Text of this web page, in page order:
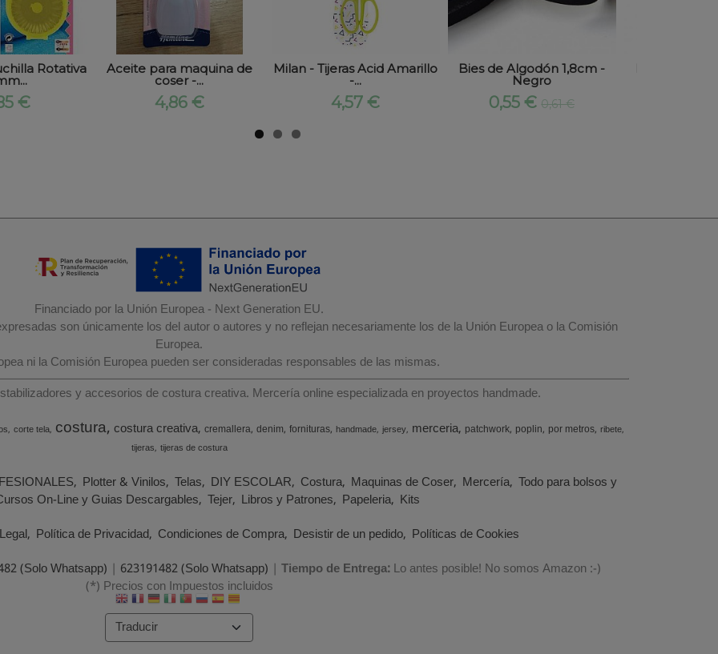
Rotativa
€
Aceite para maquina de
coser -...
4,86 €
Milan - Tijeras Acid Amarillo
-...
4,57 €
Bies de Algodón 1,8cm -
Negro
0,55 €0,61 €
Financiado por la Unión Europea - Next Generation EU.
son únicamente los del autor o autores y no reflejan necesariamente los de la Unión Europea o la Comisión
Europea.
ni la Comisión Europea pueden ser consideradas responsables de las mismas.
y accesorios de costura creativa. Mercería online especializada en proyectos handmade.
corte tela costura costura creativa cremallera denim fornituras handmade jersey merceria patchwork poplin por metros ribete
tijeras tijeras de costura
Plotter & Vinilos Telas DIY ESCOLAR Costura Maquinas de Coser Mercería Todo para bolsos y
On-Line y Guias Descargables Tejer Libros y Patrones Papeleria Kits
Política de Privacidad Condiciones de Compra Desistir de un pedido Políticas de Cookies
(Solo Whatsapp) | 623191482 (Solo Whatsapp) | Tiempo de Entrega:Lo antes posible! No somos Amazon :-)
(*) Precios con Impuestos incluidos